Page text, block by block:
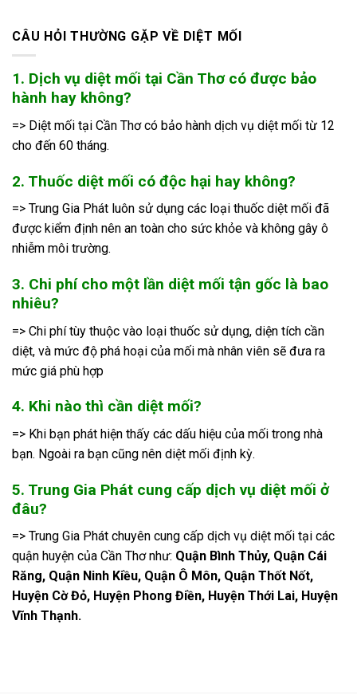
CÂU HỎI THƯỜNG GẶP VỀ DIỆT MỐI
1. Dịch vụ diệt mối tại Cần Thơ có được bảo
hành hay không?
=> Diệt mối tại Cần Thơ có bảo hành dịch vụ diệt mối từ 12
cho đến 60 tháng.
2. Thuốc diệt mối có độc hại hay không?
=> Trung Gia Phát luôn sử dụng các loại thuốc diệt mối đã
được kiểm định nên an toàn cho sức khỏe và không gây ô
nhiễm môi trường.
3. Chi phí cho một lần diệt mối tận gốc là bao
nhiêu?
=> Chi phí tùy thuộc vào loại thuốc sử dụng, diện tích cần
diệt, và mức độ phá hoại của mối mà nhân viên sẽ đưa ra
mức giá phù hợp
4. Khi nào thì cần diệt mối?
=> Khi bạn phát hiện thấy các dấu hiệu của mối trong nhà
bạn. Ngoài ra bạn cũng nên diệt mối định kỳ.
5. Trung Gia Phát cung cấp dịch vụ diệt mối ở
đâu?
=> Trung Gia Phát chuyên cung cấp dịch vụ diệt mối tại các
quận huyện của Cần Thơ như: Quận Bình Thủy, Quận Cái
Răng, Quận Ninh Kiều, Quận Ô Môn, Quận Thốt Nốt,
Huyện Cờ Đỏ, Huyện Phong Điền, Huyện Thới Lai, Huyện
Vĩnh Thạnh.